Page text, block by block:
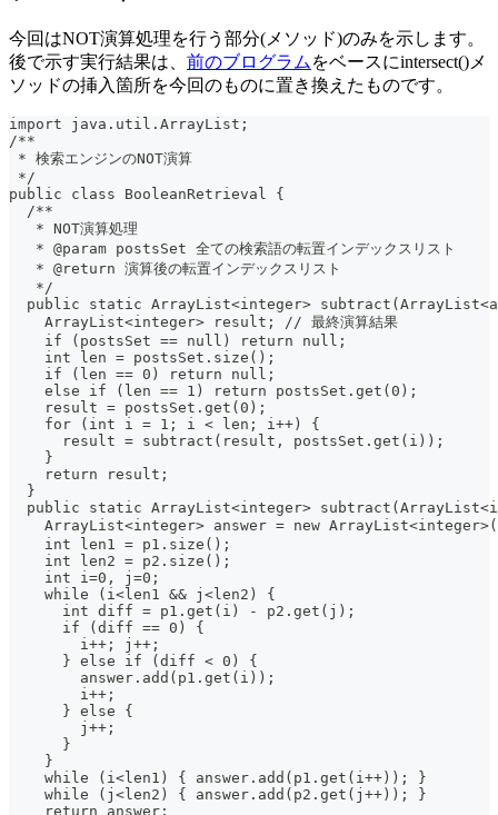
今回はNOT演算処理を行う部分(メソッド)のみを示します。
後で示す実行結果は、 前のブログラム をベースにintersect()メ
ソッドの挿入箇所を今回のものに置き換えたものです。
import java.util.ArrayList;
/**
* 検索エンジンのNOT演算
*/
public class BooleanRetrieval {
  /**
   * NOT演算処理
   * @param postsSet 全ての検索語の転置インデックスリスト
   * @return 演算後の転置インデックスリスト
   */
public static ArrayList<integer>
    ArrayList<integer> result; // 最終演算結果
    if (postsSet == null) return null;
    int len = postsSet.size();
    if (len == 0) return null;
    else if (len == 1) return postsSet.get(0);
    result = postsSet.get(0);
    for (int i = 1; i < len; i++) {
      result = subtract(result, postsSet.get(i));
    }
    return result;
  }
public static ArrayList<integer>
ArrayList<integer> answer = new
    int len1 = p1.size();
    int len2 = p2.size();
    int i=0, j=0;
    while (i<len1 && j<len2) {
      int diff = p1.get(i) - p2.get(j);
      if (diff == 0) {
        i++; j++;
      } else if (diff < 0) {
        answer.add(p1.get(i));
        i++;
      } else {
        j++;
      }
    }
    while (i<len1) { answer.add(p1.get(i++)); }
    while (j<len2) { answer.add(p2.get(j++)); }
    return answer;